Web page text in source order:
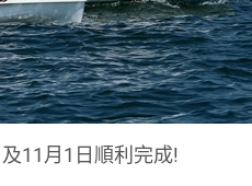
11月1日順利完成!